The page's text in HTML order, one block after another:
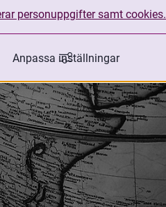
personuppgifter samt cookies.
Anpassa inställningar